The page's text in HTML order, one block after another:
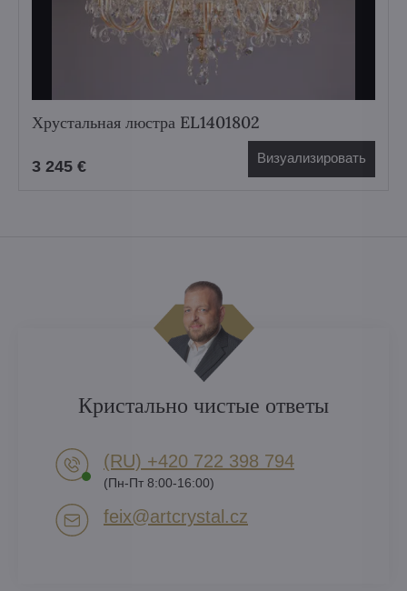
Хрустальная люстра EL1401802
3 245 € Визуализировать
Кристально чистые ответы
(RU) +420 722 398 794​
(Пн-Пт 8:00-16:00)
feix​@artcrystal​.cz